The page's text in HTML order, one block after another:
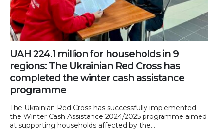
UAH 224.1 million for households in 9
regions: The Ukrainian Red Cross has
completed the winter cash assistance
programme
The Ukrainian Red Cross has successfully implemented
the Winter Cash Assistance 2024/2025 programme aimed
at supporting households affected by the...